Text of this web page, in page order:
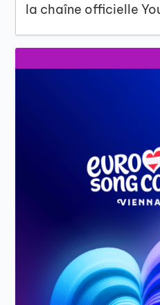
la chaîne officielle